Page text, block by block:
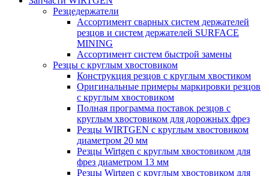
Резцедержатели
Ассортимент сварных систем держателей
резцов и систем держателей SURFACE
MINING
Ассортимент систем быстрой замены
Резцы с круглым хвостовиком
Конструкция резцов с круглым хвостиком
Оригинальные примеры маркировки резцов
с круглым хвостовиком
Полная программа поставок резцов с
круглым хвостовиком для дорожных фрез
Резцы WIRTGEN с круглым хвостовиком
диаметром 20 мм
Резцы Wirtgen с круглым хвостовиком для
фрез диаметром 13 мм
Резцы Wirtgen с круглым хвостовиком для